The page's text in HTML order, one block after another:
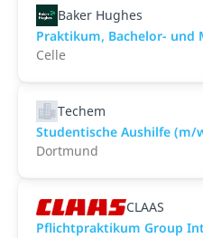
Baker Hughes
Praktikum, Bachelor- und
Celle
Techem
Studentische Aushilfe
Dortmund
CLAAS
Pflichtpraktikum Group